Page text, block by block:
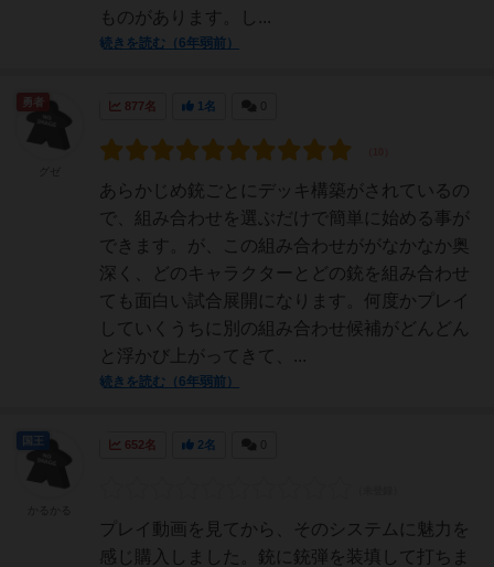
ものがあります。し...
続きを読む（6年弱前）
877名 1名
あらかじめ銃ごとにデッキ構築がされているの
で、組み合わせを選ぶだけで簡単に始める事が
できます。が、この組み合わせががなかなか奥
深く、どのキャラクターとどの銃を組み合わせ
ても面白い試合展開になります。何度かプレイ
していくうちに別の組み合わせ候補がどんどん
と浮かび上がってきて、...
続きを読む（6年弱前）
勇者
652名 2名
プレイ動画を見てから、そのシステムに魅力を
感じ購入しました。銃に銃弾を装填して打ちま
国王